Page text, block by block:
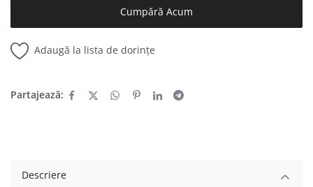
Cumpără Acum
Adaugă la lista de dorințe
Partajează:
Descriere